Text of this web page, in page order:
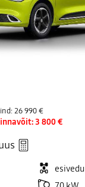
26 990 €
3 800 €
esivedu